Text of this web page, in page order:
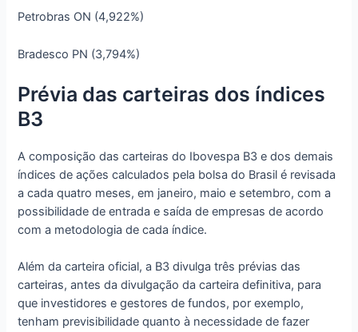
Petrobras ON (4,922%)
Bradesco PN (3,794%)
Prévia das carteiras dos índices
B3
A composição das carteiras do Ibovespa B3 e dos demais
índices de ações calculados pela bolsa do Brasil é revisada
a cada quatro meses, em janeiro, maio e setembro, com a
possibilidade de entrada e saída de empresas de acordo
com a metodologia de cada índice.
Além da carteira oficial, a B3 divulga três prévias das
carteiras, antes da divulgação da carteira definitiva, para
que investidores e gestores de fundos, por exemplo,
tenham previsibilidade quanto à necessidade de fazer